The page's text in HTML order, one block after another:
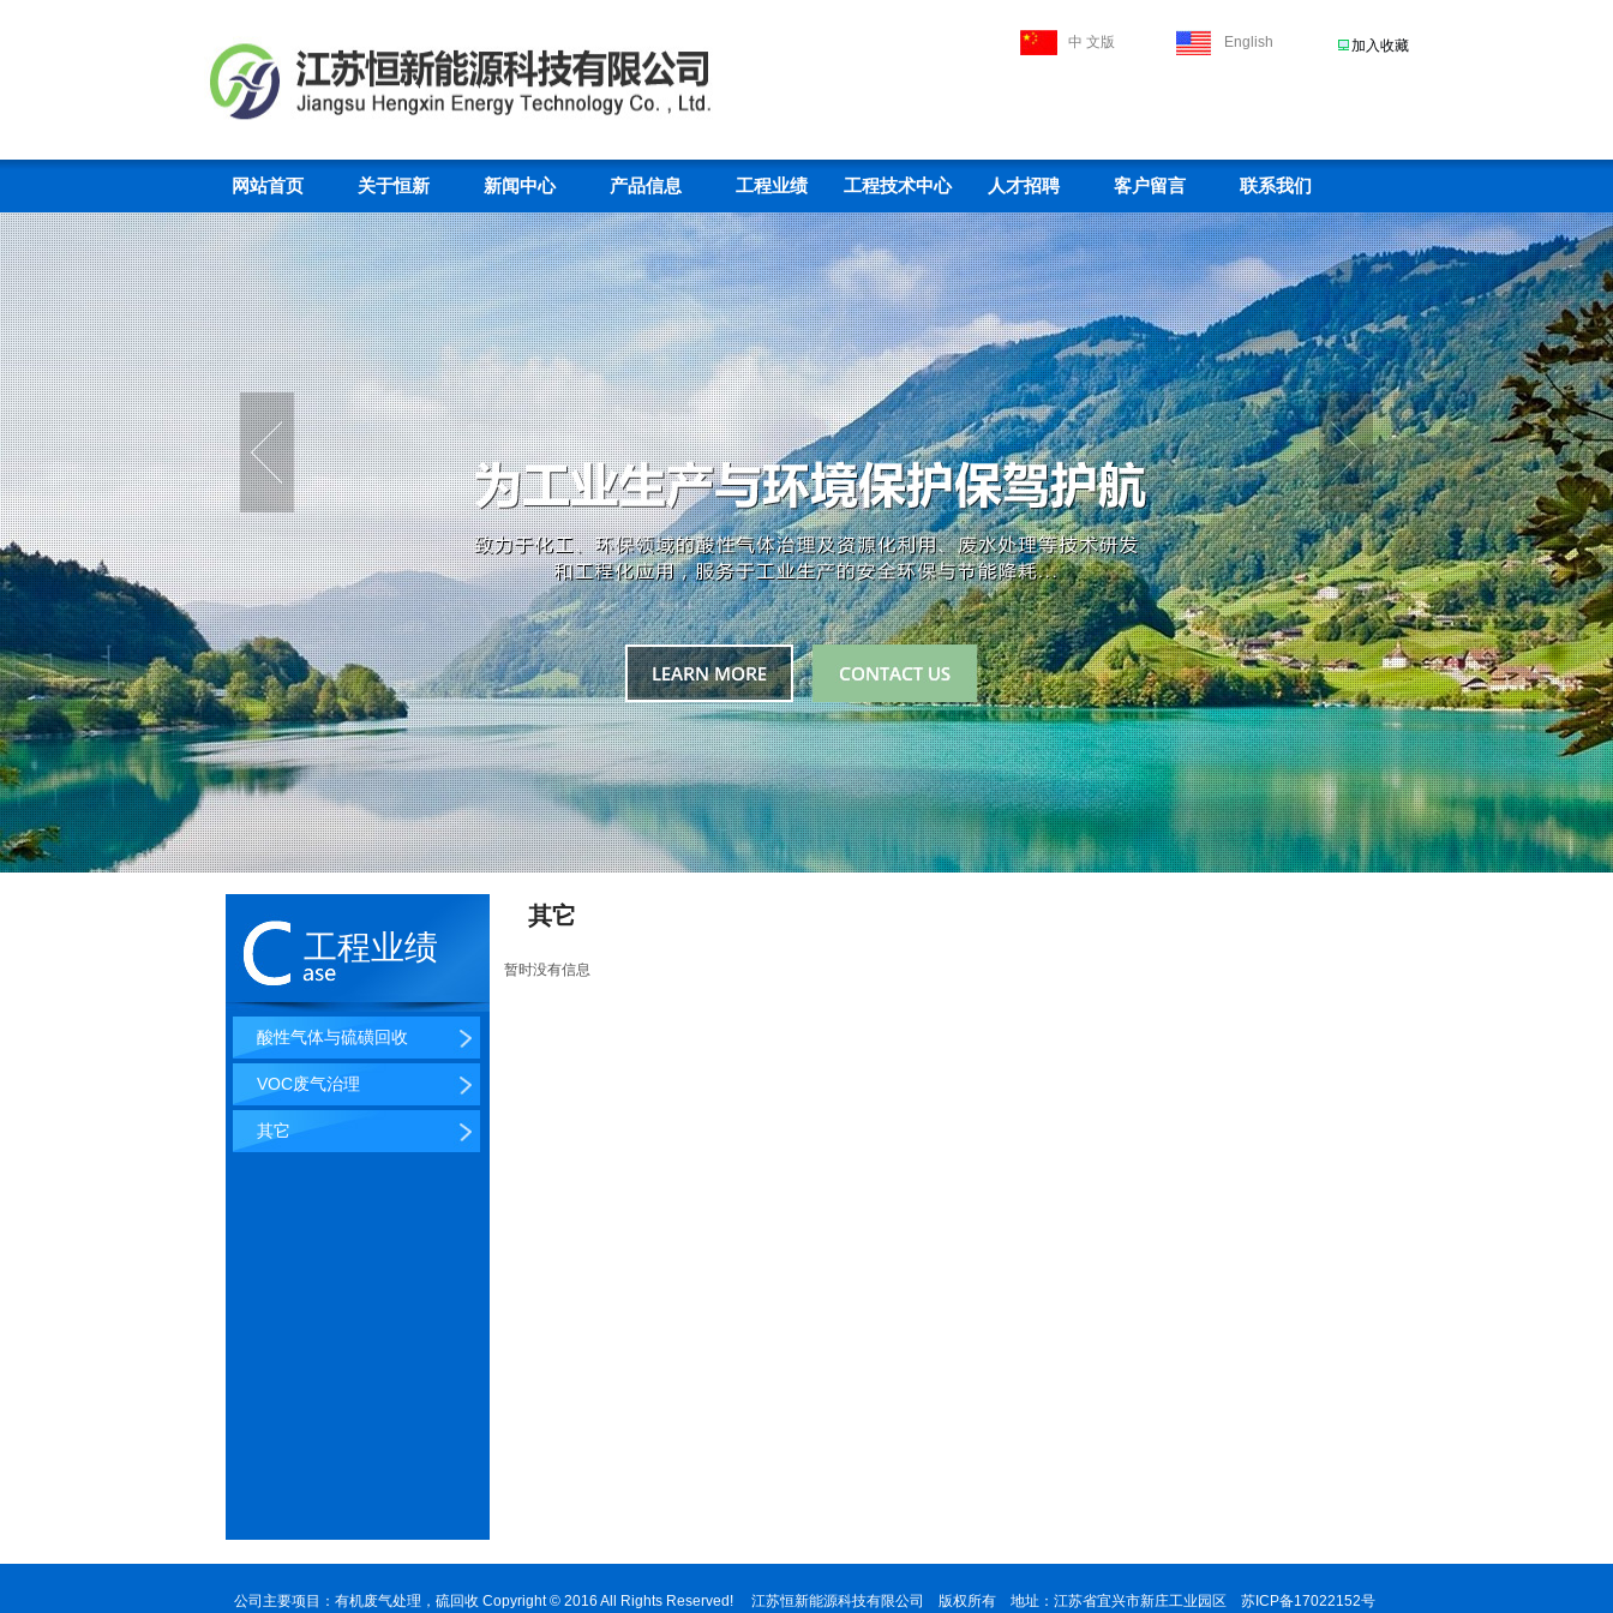
加入收藏
中 文版 English
网站首页 关于恒新 新闻中心 产品信息 工程业绩 工程技术中心 人才招聘 客户留言 联系我们
工程业绩
酸性气体与硫磺回收
VOC废气治理
其它
其它
暂时没有信息
公司主要项目： 有机废气处理 ，硫回收 Copyright © 2016 All Rights Reserved! 江苏恒新能源科技有限公司 版权所有 地址：江苏省宜兴市新庄工业园区 苏ICP备17022152号